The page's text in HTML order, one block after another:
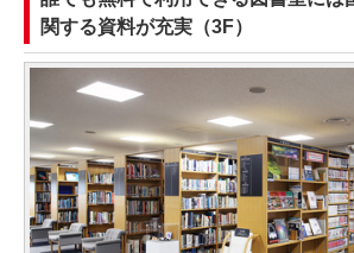
関する資料が充実（3F）